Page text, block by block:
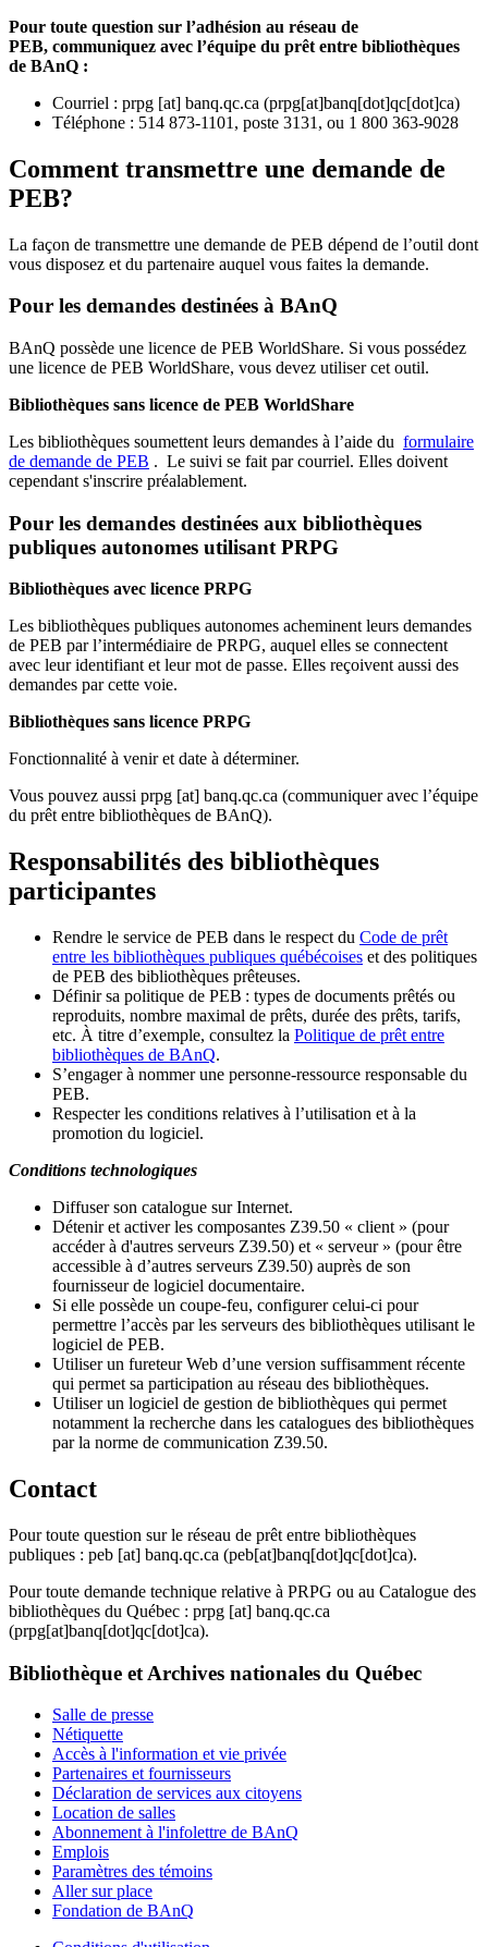
Pour toute question sur l’adhésion au réseau de
PEB, communiquez avec l’équipe du prêt entre bibliothèques
de BAnQ :
Courriel : prpg [at] banq.qc.ca (prpg[at]banq[dot]qc[dot]ca)
Téléphone : 514 873-1101, poste 3131, ou 1 800 363-9028
Comment transmettre une demande de
PEB?
La façon de transmettre une demande de PEB dépend de l’outil dont
vous disposez et du partenaire auquel vous faites la demande.
Pour les demandes destinées à BAnQ
BAnQ possède une licence de PEB WorldShare. Si vous possédez
une licence de PEB WorldShare, vous devez utiliser cet outil.
Bibliothèques sans licence de PEB WorldShare
Les bibliothèques soumettent leurs demandes à l’aide du formulaire
de demande de PEB . Le suivi se fait par courriel. Elles doivent
cependant s'inscrire préalablement.
Pour les demandes destinées aux bibliothèques
publiques autonomes utilisant PRPG
Bibliothèques avec licence PRPG
Les bibliothèques publiques autonomes acheminent leurs demandes
de PEB par l’intermédiaire de PRPG, auquel elles se connectent
avec leur identifiant et leur mot de passe. Elles reçoivent aussi des
demandes par cette voie.
Bibliothèques sans licence PRPG
Fonctionnalité à venir et date à déterminer.
Vous pouvez aussi prpg [at] banq.qc.ca (communiquer avec l’équipe
du prêt entre bibliothèques de BAnQ).
Responsabilités des bibliothèques
participantes
Rendre le service de PEB dans le respect du Code de prêt
entre les bibliothèques publiques québécoises et des politiques
de PEB des bibliothèques prêteuses.
Définir sa politique de PEB : types de documents prêtés ou
reproduits, nombre maximal de prêts, durée des prêts, tarifs,
etc. À titre d’exemple, consultez la Politique de prêt entre
bibliothèques de BAnQ.
S’engager à nommer une personne-ressource responsable du
PEB.
Respecter les conditions relatives à l’utilisation et à la
promotion du logiciel.
Conditions technologiques
Diffuser son catalogue sur Internet.
Détenir et activer les composantes Z39.50 « client » (pour
accéder à d'autres serveurs Z39.50) et « serveur » (pour être
accessible à d’autres serveurs Z39.50) auprès de son
fournisseur de logiciel documentaire.
Si elle possède un coupe-feu, configurer celui-ci pour
permettre l’accès par les serveurs des bibliothèques utilisant le
logiciel de PEB.
Utiliser un fureteur Web d’une version suffisamment récente
qui permet sa participation au réseau des bibliothèques.
Utiliser un logiciel de gestion de bibliothèques qui permet
notamment la recherche dans les catalogues des bibliothèques
par la norme de communication Z39.50.
Contact
Pour toute question sur le réseau de prêt entre bibliothèques
publiques : peb [at] banq.qc.ca (peb[at]banq[dot]qc[dot]ca).
Pour toute demande technique relative à PRPG ou au Catalogue des
bibliothèques du Québec : prpg [at] banq.qc.ca
(prpg[at]banq[dot]qc[dot]ca).
Bibliothèque et Archives nationales du Québec
Salle de presse
Nétiquette
Accès à l'information et vie privée
Partenaires et fournisseurs
Déclaration de services aux citoyens
Location de salles
Abonnement à l'infolettre de BAnQ
Emplois
Paramètres des témoins
Aller sur place
Fondation de BAnQ